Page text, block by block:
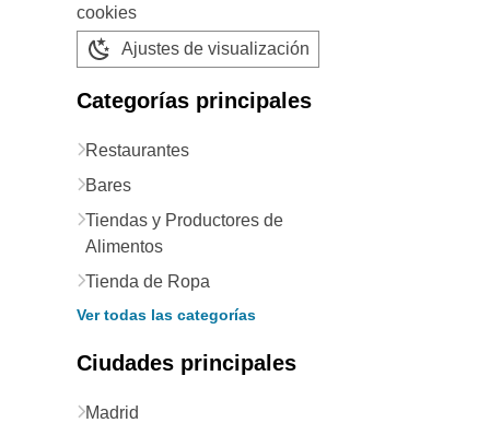
cookies
Ajustes de visualización
Categorías principales
Restaurantes
Bares
Tiendas y Productores de
Alimentos
Tienda de Ropa
Ver todas las categorías
Ciudades principales
Madrid